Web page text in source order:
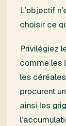
L’objectif
choisir ce
Privilégiez
comme les
les
procurent
ainsi les